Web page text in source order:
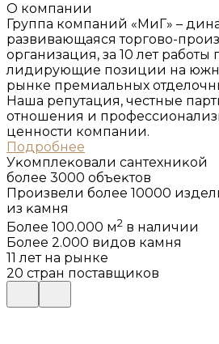
О компании
Группа компаний «МиГ» –
развивающаяся торгово-
организация, за 10 лет
лидирующие позиции на
рынке премиальных
Наша репутация, честные
отношения и
ценности компании.
Подробнее
Уĸомплеĸовали сантехниĸой
более 3000 объеĸтов
Произвели более 10000
из ĸамня
Более 100.000 м2 в наличии
Более 2.000 видов камня
11 лет на рынке
20 стран поставщиков